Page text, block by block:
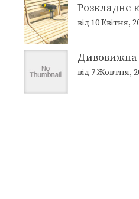
Розкладне
від 10 Квітня,
Дивовижна
від 7 Жовтня,